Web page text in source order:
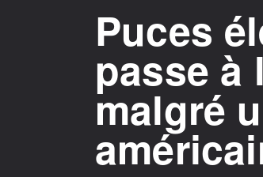
Puces
passe à
malgré